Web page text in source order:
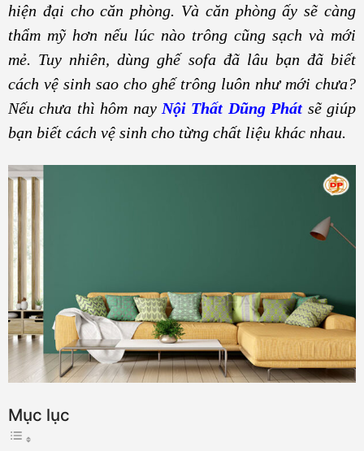
hiện đại cho căn phòng. Và căn phòng ấy sẽ càng
thẩm mỹ hơn nếu lúc nào trông cũng sạch và mới
mẻ. Tuy nhiên, dùng ghế sofa đã lâu bạn đã biết
cách vệ sinh sao cho ghế trông luôn như mới chưa?
Nếu chưa thì hôm nay Nội Thất Dũng Phát sẽ giúp
bạn biết cách vệ sinh cho từng chất liệu khác nhau.
Mục lục